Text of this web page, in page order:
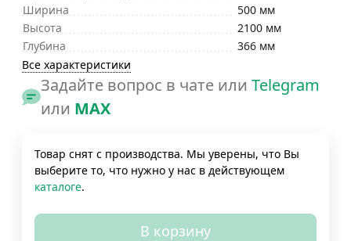
Ширина
500 мм
Высота
2100 мм
Глубина
366 мм
Все характеристики
Задайте вопрос в чате или Telegram
или MAX
Товар снят с производства. Мы уверены, что Вы
выберите то, что нужно у нас в действующем
каталоге.
В корзину